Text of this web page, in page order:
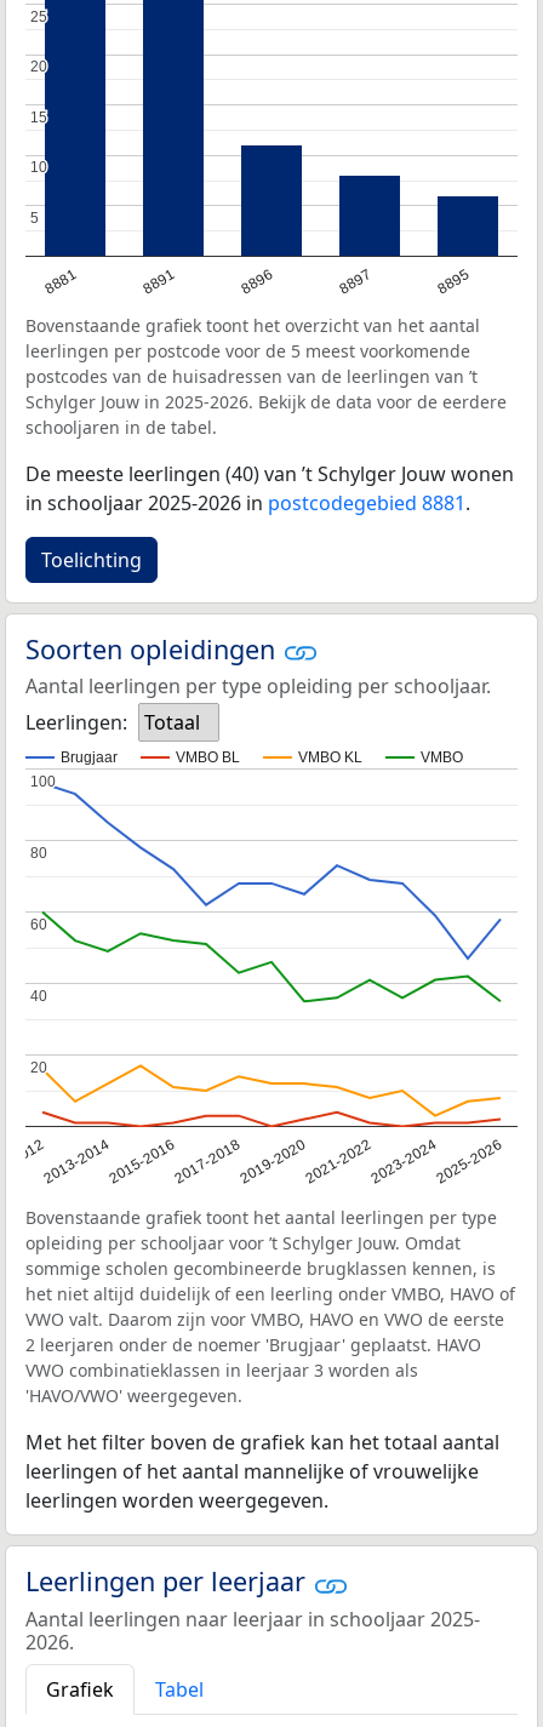
8881 8891 8896 8897 8895
5
5
10
10
15
15
20
20
25
25
Bovenstaande grafiek toont het overzicht van het aantal
leerlingen per postcode voor de 5 meest voorkomende
postcodes van de huisadressen van de leerlingen van ’t
Schylger Jouw in 2025-2026. Bekijk de data voor de eerdere
schooljaren in de tabel.
De meeste leerlingen (40) van ’t Schylger Jouw wonen
in schooljaar 2025-2026 in postcodegebied 8881.
Toelichting
Soorten opleidingen
Aantal leerlingen per type opleiding per schooljaar.
Leerlingen:
Totaal
Brugjaar VMBO BL VMBO KL VMBO
20122013-20142015-20162017-20182019-20202021-20222023-20242025-2026
20
20
40
40
60
60
80
80
100
100
Bovenstaande grafiek toont het aantal leerlingen per type
opleiding per schooljaar voor ’t Schylger Jouw. Omdat
sommige scholen gecombineerde brugklassen kennen, is
het niet altijd duidelijk of een leerling onder VMBO, HAVO of
VWO valt. Daarom zijn voor VMBO, HAVO en VWO de eerste
2 leerjaren onder de noemer 'Brugjaar' geplaatst. HAVO
VWO combinatieklassen in leerjaar 3 worden als
'HAVO/VWO' weergegeven.
Met het filter boven de grafiek kan het totaal aantal
leerlingen of het aantal mannelijke of vrouwelijke
leerlingen worden weergegeven.
Leerlingen per leerjaar
Aantal leerlingen naar leerjaar in schooljaar 2025-
2026.
Grafiek
Tabel